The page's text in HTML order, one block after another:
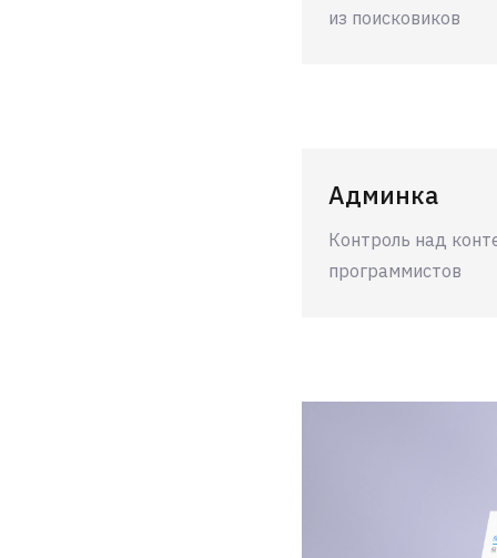
из поисковиков
Админка
Контроль над
программистов